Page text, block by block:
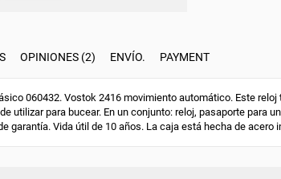
OPINIONES (2) ENVÍO. PAYMENT
060432. Vostok 2416 movimiento automático. Este
utilizar para bucear. En un conjunto: reloj, pasaporte
garantía. Vida útil de 10 años. La caja está hecha de acero